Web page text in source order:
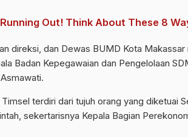
Out! Think About These 8
direksi, dan Dewas BUMD Kota
Badan Kepegawaian dan Pengelolaan
terdiri dari tujuh orang yang diketuai
sekertarisnya Kepala Bagian